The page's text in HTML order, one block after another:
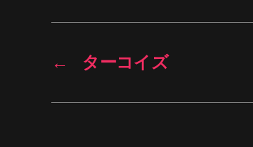
← ターコイズ